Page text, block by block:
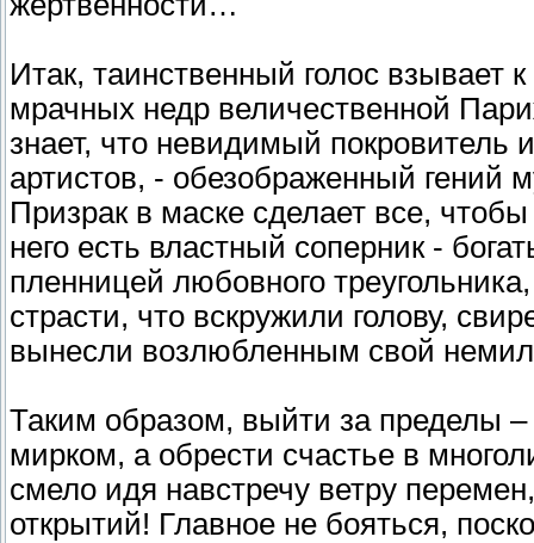
Итак, таинственный голос взывает
мрачных недр величественной
знает, что невидимый покровитель
артистов, - обезображенный
Призрак в маске сделает все,
него есть властный соперник -
пленницей любовного
страсти, что вскружили голову,
вынесли возлюбленным свой
Таким образом, выйти за пределы
мирком, а обрести счастье в
смело идя навстречу ветру
открытий! Главное не бояться,